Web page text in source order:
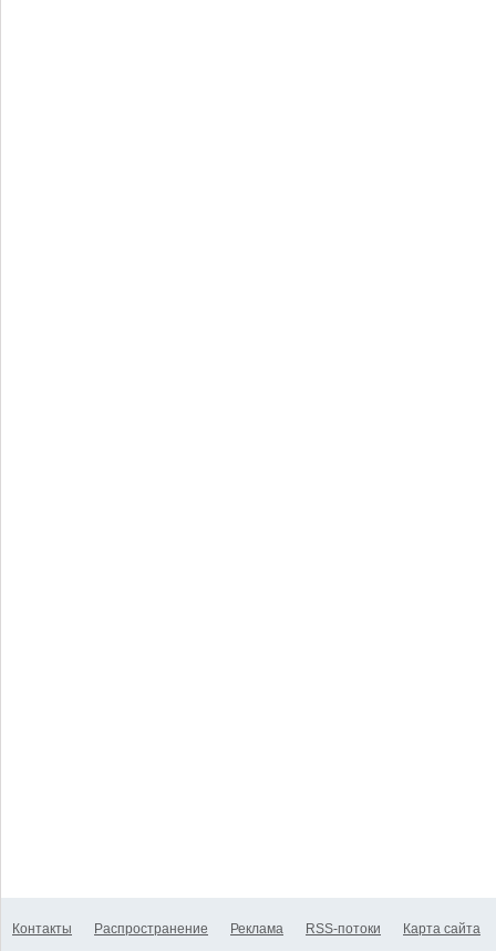
Контакты Распространение Реклама RSS-потоки Карта сайта